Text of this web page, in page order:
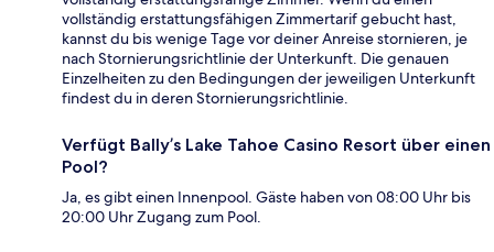
vollständig erstattungsfähigen Zimmertarif gebucht hast,
kannst du bis wenige Tage vor deiner Anreise stornieren, je
nach Stornierungsrichtlinie der Unterkunft. Die genauen
Einzelheiten zu den Bedingungen der jeweiligen Unterkunft
findest du in deren Stornierungsrichtlinie.
Verfügt Bally’s Lake Tahoe Casino Resort über einen
Pool?
Ja, es gibt einen Innenpool. Gäste haben von 08:00 Uhr bis
20:00 Uhr Zugang zum Pool.